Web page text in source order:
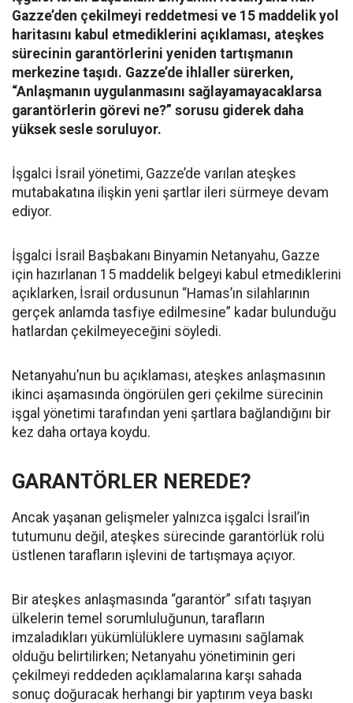
Gazze’den çekilmeyi reddetmesi ve 15 maddelik yol
haritasını kabul etmediklerini açıklaması, ateşkes
sürecinin garantörlerini yeniden tartışmanın
merkezine taşıdı. Gazze’de ihlaller sürerken,
“Anlaşmanın uygulanmasını sağlayamayacaklarsa
garantörlerin görevi ne?” sorusu giderek daha
yüksek sesle soruluyor.
İşgalci İsrail yönetimi, Gazze’de varılan ateşkes
mutabakatına ilişkin yeni şartlar ileri sürmeye devam
ediyor.
İşgalci İsrail Başbakanı Binyamin Netanyahu, Gazze
için hazırlanan 15 maddelik belgeyi kabul etmediklerini
açıklarken, İsrail ordusunun “Hamas’ın silahlarının
gerçek anlamda tasfiye edilmesine” kadar bulunduğu
hatlardan çekilmeyeceğini söyledi.
Netanyahu’nun bu açıklaması, ateşkes anlaşmasının
ikinci aşamasında öngörülen geri çekilme sürecinin
işgal yönetimi tarafından yeni şartlara bağlandığını bir
kez daha ortaya koydu.
GARANTÖRLER NEREDE?
Ancak yaşanan gelişmeler yalnızca işgalci İsrail’in
tutumunu değil, ateşkes sürecinde garantörlük rolü
üstlenen tarafların işlevini de tartışmaya açıyor.
Bir ateşkes anlaşmasında “garantör” sıfatı taşıyan
ülkelerin temel sorumluluğunun, tarafların
imzaladıkları yükümlülüklere uymasını sağlamak
olduğu belirtilirken; Netanyahu yönetiminin geri
çekilmeyi reddeden açıklamalarına karşı sahada
sonuç doğuracak herhangi bir yaptırım veya baskı